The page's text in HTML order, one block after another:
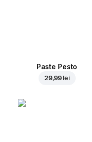
Paste Pesto
29,99 lei